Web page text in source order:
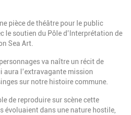
pièce de théâtre pour le public
le soutien du Pôle d’Interprétation de
Sea Art.
va naître un récit de
aura l’extravagante mission
sur notre histoire commune.
de reproduire sur scène cette
évoluaient dans une nature hostile,